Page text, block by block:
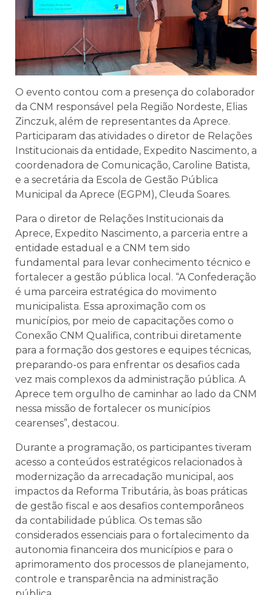
O evento contou com a presença do colaborador
da CNM responsável pela Região Nordeste, Elias
Zinczuk, além de representantes da Aprece.
Participaram das atividades o diretor de Relações
Institucionais da entidade, Expedito Nascimento, a
coordenadora de Comunicação, Caroline Batista,
e a secretária da Escola de Gestão Pública
Municipal da Aprece (EGPM), Cleuda Soares.
Para o diretor de Relações Institucionais da
Aprece, Expedito Nascimento, a parceria entre a
entidade estadual e a CNM tem sido
fundamental para levar conhecimento técnico e
fortalecer a gestão pública local. “A Confederação
é uma parceira estratégica do movimento
municipalista. Essa aproximação com os
municípios, por meio de capacitações como o
Conexão CNM Qualifica, contribui diretamente
para a formação dos gestores e equipes técnicas,
preparando-os para enfrentar os desafios cada
vez mais complexos da administração pública. A
Aprece tem orgulho de caminhar ao lado da CNM
nessa missão de fortalecer os municípios
cearenses”, destacou.
Durante a programação, os participantes tiveram
acesso a conteúdos estratégicos relacionados à
modernização da arrecadação municipal, aos
impactos da Reforma Tributária, às boas práticas
de gestão fiscal e aos desafios contemporâneos
da contabilidade pública. Os temas são
considerados essenciais para o fortalecimento da
autonomia financeira dos municípios e para o
aprimoramento dos processos de planejamento,
controle e transparência na administração